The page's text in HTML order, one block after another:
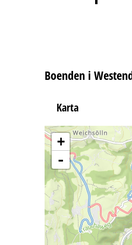
Boenden i
Karta
+
-